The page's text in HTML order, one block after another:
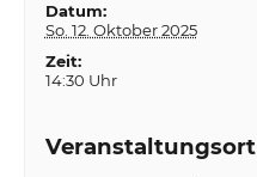
Datum:
So. 12. Oktober 2025
Zeit:
14:30 Uhr
Veranstaltungsort